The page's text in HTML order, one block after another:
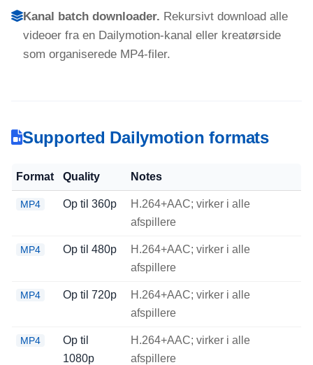
Kanal batch downloader. Rekursivt download alle
videoer fra en Dailymotion-kanal eller kreatørside
som organiserede MP4-filer.
Supported Dailymotion formats
Format Quality Notes
MP4 Op til 360p
H.264+AAC; virker i alle
afspillere
MP4 Op til 480p
H.264+AAC; virker i alle
afspillere
MP4 Op til 720p
H.264+AAC; virker i alle
afspillere
MP4
Op til
1080p
H.264+AAC; virker i alle
afspillere